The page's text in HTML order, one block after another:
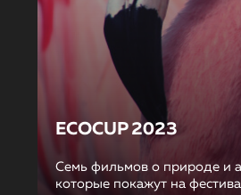
ECOCUP 2023
Семь фильмов о природе и
которые покажут на